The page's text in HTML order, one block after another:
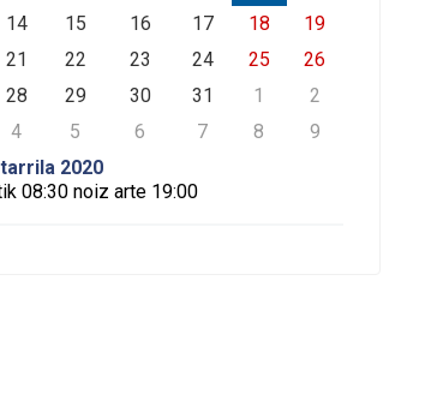
14 15 16 17 18
19
21 22 23 24 25
26
28 29 30 31 1
2
4 5 6 7 8
9
2020
08:30 noiz arte 19:00